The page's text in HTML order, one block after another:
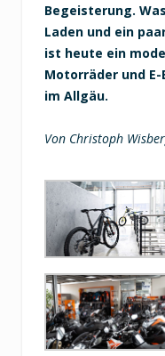
Begeisterung.
Laden und ein
ist heute ein
Motorräder und
im Allgäu.
Von Christoph